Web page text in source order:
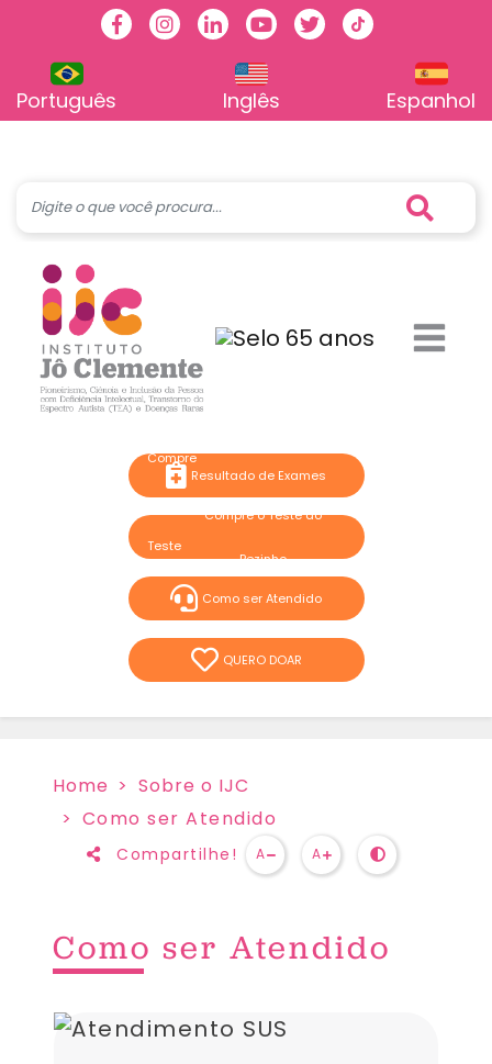
FacebookInstagram
LinkedinYoutubeTwitterTikTok
Português Inglês Espanhol
Resultado de Exames
Compre o Teste do
Pezinho
Como ser Atendido
QUERO DOAR
Home
Sobre o IJC
Como ser Atendido
Compartilhe! A A
Como ser Atendido